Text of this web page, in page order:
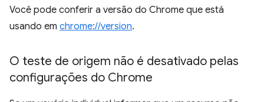
Você pode conferir a versão do Chrome que está
usando em chrome://version.
O teste de origem não é desativado pelas
configurações do Chrome